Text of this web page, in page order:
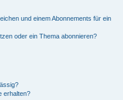
und einem Abonnements für ein
oder ein Thema abonnieren?
erhalten?